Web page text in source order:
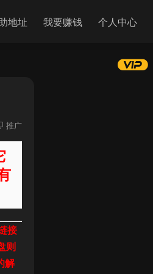
地址 我要赚钱 个人中心
推广
接
则
解